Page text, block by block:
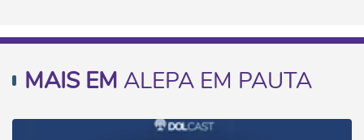
MAIS EM ALEPA EM PAUTA